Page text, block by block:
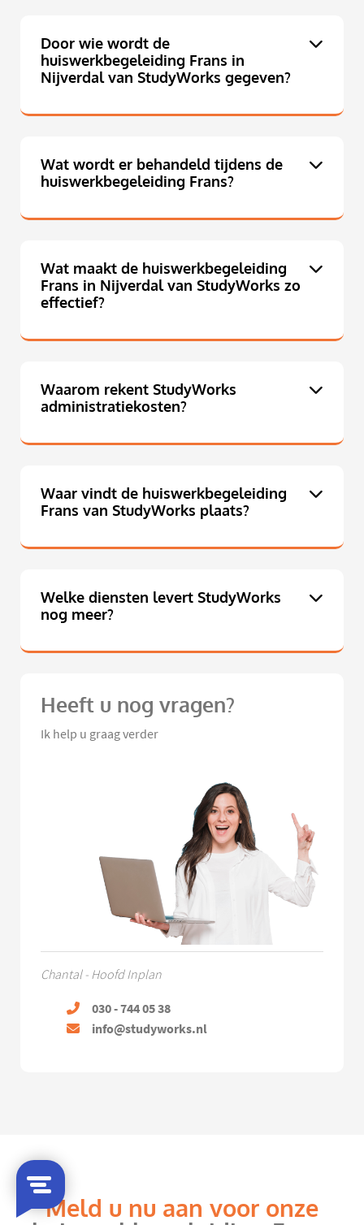
Door wie wordt de
huiswerkbegeleiding Frans in
Nijverdal van StudyWorks gegeven?
Wat wordt er behandeld tijdens de
huiswerkbegeleiding Frans?
Wat maakt de huiswerkbegeleiding
Frans in Nijverdal van StudyWorks zo
effectief?
Waarom rekent StudyWorks
administratiekosten?
Waar vindt de huiswerkbegeleiding
Frans van StudyWorks plaats?
Welke diensten levert StudyWorks
nog meer?
Heeft u nog vragen?
Ik help u graag verder
Chantal - Hoofd Inplan
030 - 744 05 38
info@studyworks.nl
Meld u nu aan voor onze